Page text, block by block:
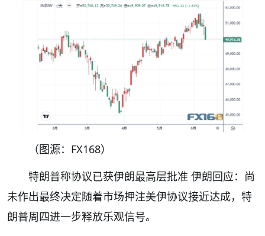
（图源：FX168）
特朗普称协议已获伊朗最高层批准 伊朗回应：尚
未作出最终决定随着市场押注美伊协议接近达成，特
朗普周四进一步释放乐观信号。